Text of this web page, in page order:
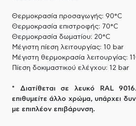
Θερμοκρασία προσαγωγής: 90°C
Θερμοκρασία επιστροφής: 70°C
Θερμοκρασία δωματίου: 20°C
Μέγιστη πίεση λειτουργίας: 10 bar
Μέγιστη θερμοκρασία λειτουργίας:
Πίεση δοκιμαστικού ελέγχου: 12 bar
* Διατίθεται σε λευκό RAL
επιθυμείτε άλλο χρώμα, υπάρχει
με επιπλέον επιβάρυνση.